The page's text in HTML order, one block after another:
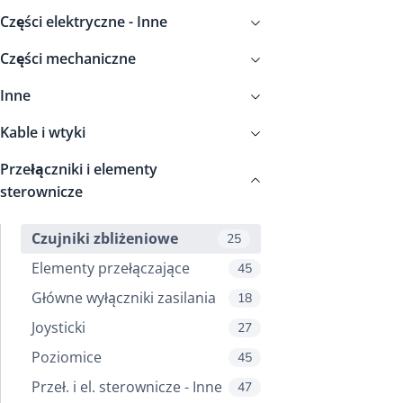
Części elektryczne - Inne
Części mechaniczne
Inne
Kable i wtyki
Przełączniki i elementy
sterownicze
Czujniki zbliżeniowe 25
Elementy przełączające 45
Główne wyłączniki zasilania 18
Joysticki 27
Poziomice 45
Przeł. i el. sterownicze - Inne 47